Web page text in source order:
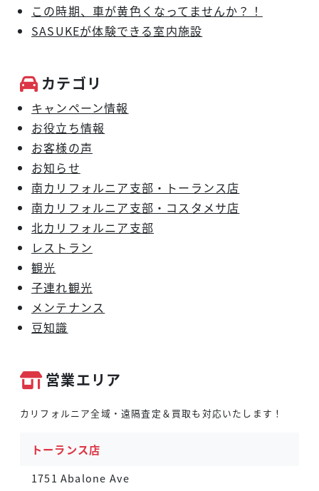
この時期、車が黄色くなってませんか？！
SASUKEが体験できる室内施設
カテゴリ
キャンペーン情報
お役立ち情報
お客様の声
お知らせ
南カリフォルニア支部・トーランス店
南カリフォルニア支部・コスタメサ店
北カリフォルニア支部
レストラン
観光
子連れ観光
メンテナンス
豆知識
営業エリア
カリフォルニア全域・遠隔査定＆買取も対応いたします！
トーランス店
1751 Abalone Ave